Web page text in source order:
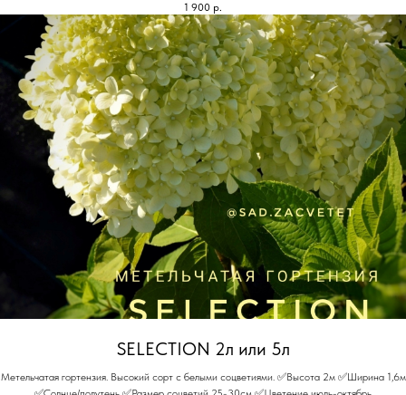
1 900 р.
SELECTION 2л или 5л
Метельчатая гортензия. Высокий сорт с белыми соцветиями. ✅Высота 2м ✅Ширина 1,6м